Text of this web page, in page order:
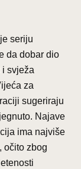
seriju
da dobar dio
i svježa
za
sugeriraju
Najave
ima najviše
očito zbog